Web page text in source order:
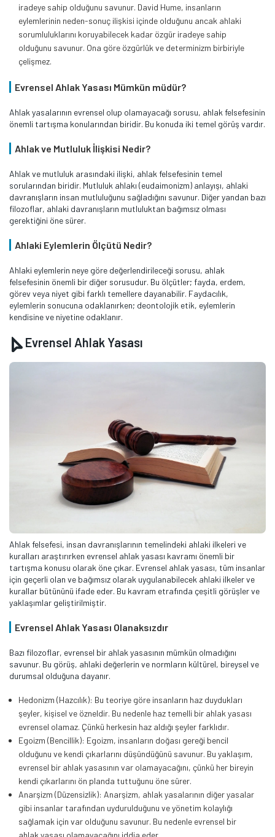
iradeye sahip olduğunu savunur. David Hume, insanların
eylemlerinin neden-sonuç ilişkisi içinde olduğunu ancak ahlaki
sorumluluklarını koruyabilecek kadar özgür iradeye sahip
olduğunu savunur. Ona göre özgürlük ve determinizm birbiriyle
çelişmez.
Evrensel Ahlak Yasası Mümkün müdür?
Ahlak yasalarının evrensel olup olamayacağı sorusu, ahlak felsefesinin
önemli tartışma konularından biridir. Bu konuda iki temel görüş vardır.
Ahlak ve Mutluluk İlişkisi Nedir?
Ahlak ve mutluluk arasındaki ilişki, ahlak felsefesinin temel
sorularından biridir. Mutluluk ahlakı (eudaimonizm) anlayışı, ahlaki
davranışların insan mutluluğunu sağladığını savunur. Diğer yandan bazı
filozoflar, ahlaki davranışların mutluluktan bağımsız olması
gerektiğini öne sürer.
Ahlaki Eylemlerin Ölçütü Nedir?
Ahlaki eylemlerin neye göre değerlendirileceği sorusu, ahlak
felsefesinin önemli bir diğer sorusudur. Bu ölçütler; fayda, erdem,
görev veya niyet gibi farklı temellere dayanabilir. Faydacılık,
eylemlerin sonucuna odaklanırken; deontolojik etik, eylemlerin
kendisine ve niyetine odaklanır.
Evrensel Ahlak Yasası
Ahlak felsefesi, insan davranışlarının temelindeki ahlaki ilkeleri ve
kuralları araştırırken evrensel ahlak yasası kavramı önemli bir
tartışma konusu olarak öne çıkar. Evrensel ahlak yasası, tüm insanlar
için geçerli olan ve bağımsız olarak uygulanabilecek ahlaki ilkeler ve
kurallar bütününü ifade eder. Bu kavram etrafında çeşitli görüşler ve
yaklaşımlar geliştirilmiştir.
Evrensel Ahlak Yasası Olanaksızdır
Bazı filozoflar, evrensel bir ahlak yasasının mümkün olmadığını
savunur. Bu görüş, ahlaki değerlerin ve normların kültürel, bireysel ve
durumsal olduğuna dayanır.
Hedonizm (Hazcılık): Bu teoriye göre insanların haz duydukları
şeyler, kişisel ve özneldir. Bu nedenle haz temelli bir ahlak yasası
evrensel olamaz. Çünkü herkesin haz aldığı şeyler farklıdır.
Egoizm (Bencillik): Egoizm, insanların doğası gereği bencil
olduğunu ve kendi çıkarlarını düşündüğünü savunur. Bu yaklaşım,
evrensel bir ahlak yasasının var olamayacağını, çünkü her bireyin
kendi çıkarlarını ön planda tuttuğunu öne sürer.
Anarşizm (Düzensizlik): Anarşizm, ahlak yasalarının diğer yasalar
gibi insanlar tarafından uydurulduğunu ve yönetim kolaylığı
sağlamak için var olduğunu savunur. Bu nedenle evrensel bir
ahlak yasası olamayacağını iddia eder.